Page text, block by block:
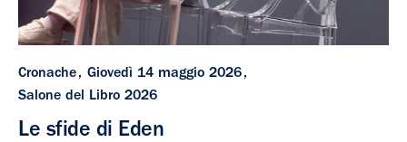
Cronache
Giovedì 14 maggio 2026
Salone del Libro 2026
Le sfide di Eden